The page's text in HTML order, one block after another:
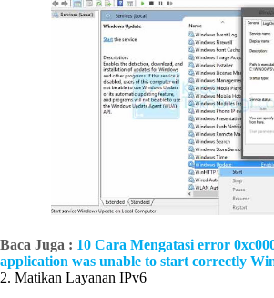
Baca Juga : 10 Cara Mengatasi error
application was unable to start correctly
2. Matikan Layanan IPv6